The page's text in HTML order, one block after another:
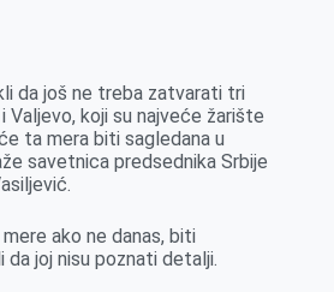
e
d
I
n
r
s
A
p
l
da još ne treba zatvarati tri
Valjevo, koji su najveće žarište
ta mera biti sagledana u
savetnica predsednika Srbije
ako ne danas, biti
joj nisu poznati detalji.